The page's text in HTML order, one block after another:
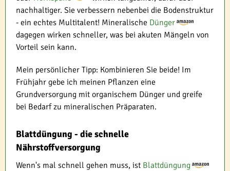
nachhaltiger. Sie verbessern nebenbei die Bodenstruktur
- ein echtes Multitalent! Mineralische Dünger
dagegen wirken schneller, was bei akuten Mängeln von
Vorteil sein kann.
Mein persönlicher Tipp: Kombinieren Sie beide! Im
Frühjahr gebe ich meinen Pflanzen eine
Grundversorgung mit organischem Dünger und greife
bei Bedarf zu mineralischen Präparaten.
Blattdüngung - die schnelle
Nährstoffversorgung
Wenn's mal schnell gehen muss, ist Blattdüngung